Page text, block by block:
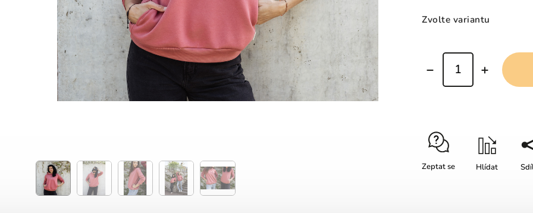
Zvolte variantu
Zeptat se Hlídat